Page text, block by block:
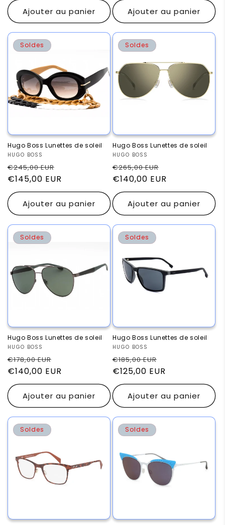
Ajouter au panier Ajouter au panier
Soldes
Hugo Boss Lunettes de soleil
Fournisseur :
HUGO BOSS
Prix
habituel
€245,00 EUR
promotionnel
€145,00 EUR
Ajouter au panier
Soldes
Hugo Boss Lunettes de soleil
Fournisseur :
HUGO BOSS
Prix
habituel
€265,00 EUR
promotionnel
€140,00 EUR
Ajouter au panier
Soldes
Hugo Boss Lunettes de soleil
Fournisseur :
HUGO BOSS
Prix
habituel
€178,00 EUR
promotionnel
€140,00 EUR
Ajouter au panier
Soldes
Hugo Boss Lunettes de soleil
Fournisseur :
HUGO BOSS
Prix
habituel
€185,00 EUR
promotionnel
€125,00 EUR
Ajouter au panier
Soldes Soldes